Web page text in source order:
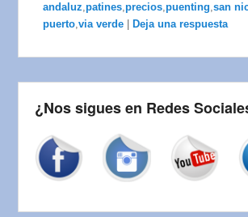
andaluz ,patines ,precios ,puenting ,san
puerto ,via verde Deja una respuesta
¿Nos sigues en Redes